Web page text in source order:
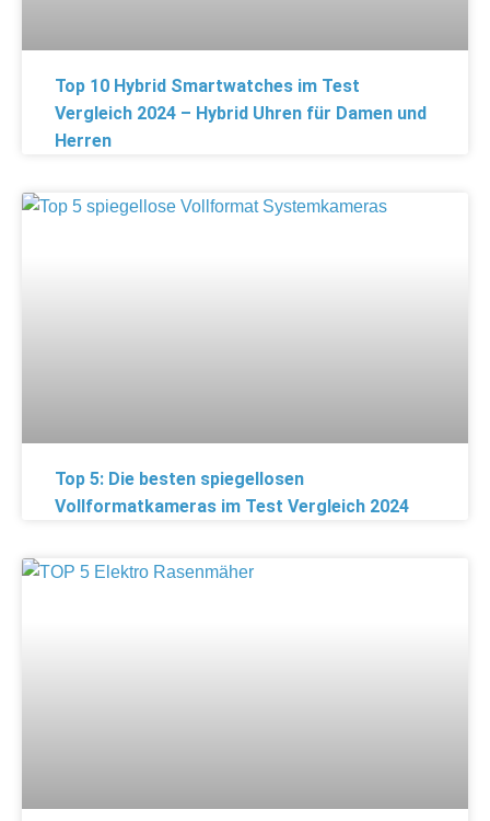
Top 10 Hybrid Smartwatches im Test
Vergleich 2024 – Hybrid Uhren für Damen und
Herren
Top 5: Die besten spiegellosen
Vollformatkameras im Test Vergleich 2024